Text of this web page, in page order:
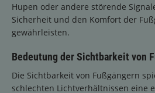
Hupen oder andere störende
Sicherheit und den Komfort der
gewährleisten.
Bedeutung der Sichtbarkeit von
Die Sichtbarkeit von Fußgängern
schlechten Lichtverhältnissen eine